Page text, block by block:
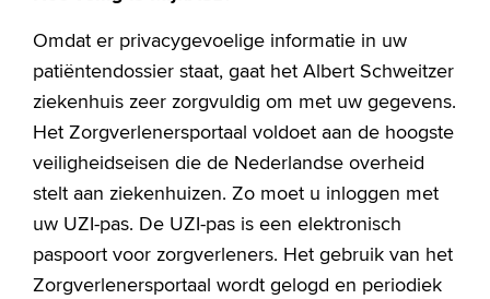
Omdat er privacygevoelige informatie in uw
patiëntendossier staat, gaat het Albert Schweitzer
ziekenhuis zeer zorgvuldig om met uw gegevens.
Het Zorgverlenersportaal voldoet aan de hoogste
veiligheidseisen die de Nederlandse overheid
stelt aan ziekenhuizen. Zo moet u inloggen met
uw UZI-pas. De UZI-pas is een elektronisch
paspoort voor zorgverleners. Het gebruik van het
Zorgverlenersportaal wordt gelogd en periodiek